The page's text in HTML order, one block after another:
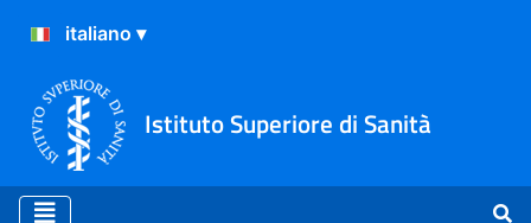
Istituto Superiore di Sanità